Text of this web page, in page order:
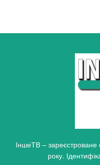
ІншеТВ – зареєстроване
року.